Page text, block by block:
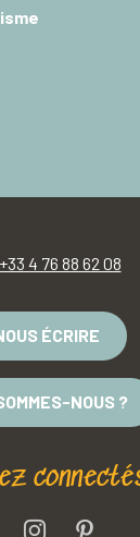
+33 4 76 88 62 08
ÉCRIRE
NOUS ?